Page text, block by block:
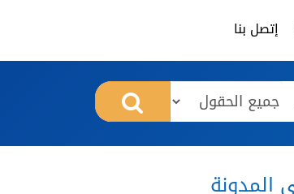
إتصل بنا
المدونة